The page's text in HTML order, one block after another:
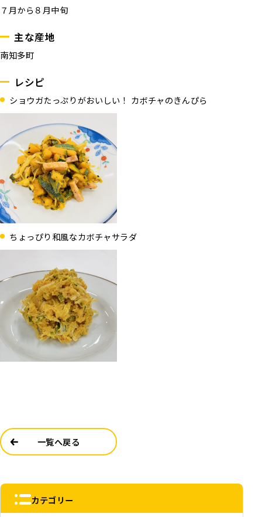
７月から８月中旬
主な産地
南知多町
レシピ
ショウガたっぷりがおいしい！ カボチャのきんぴら
ちょっぴり和風なカボチャサラダ
一覧へ戻る
カテゴリー